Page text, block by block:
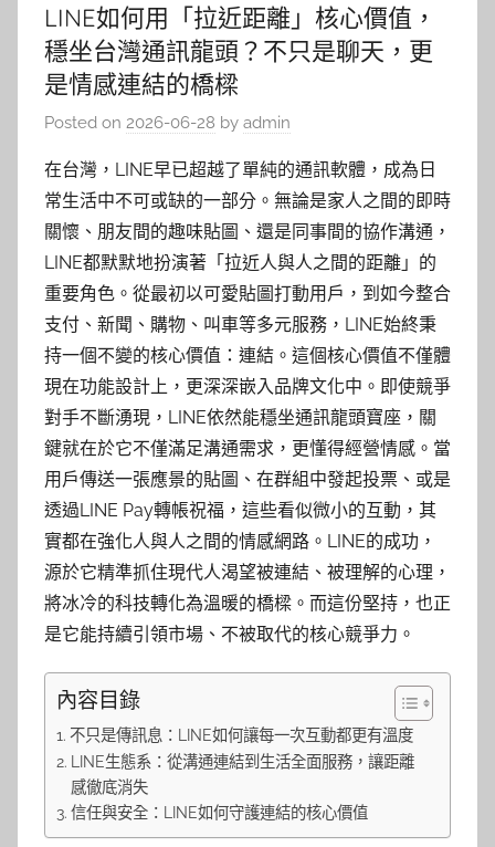
LINE如何用「拉近距離」核心價值，
穩坐台灣通訊龍頭？不只是聊天，更
是情感連結的橋樑
Posted on 2026-06-28 by admin
在台灣，LINE早已超越了單純的通訊軟體，成為日
常生活中不可或缺的一部分。無論是家人之間的即時
關懷、朋友間的趣味貼圖、還是同事間的協作溝通，
LINE都默默地扮演著「拉近人與人之間的距離」的
重要角色。從最初以可愛貼圖打動用戶，到如今整合
支付、新聞、購物、叫車等多元服務，LINE始終秉
持一個不變的核心價值：連結。這個核心價值不僅體
現在功能設計上，更深深嵌入品牌文化中。即使競爭
對手不斷湧現，LINE依然能穩坐通訊龍頭寶座，關
鍵就在於它不僅滿足溝通需求，更懂得經營情感。當
用戶傳送一張應景的貼圖、在群組中發起投票、或是
透過LINE Pay轉帳祝福，這些看似微小的互動，其
實都在強化人與人之間的情感網路。LINE的成功，
源於它精準抓住現代人渴望被連結、被理解的心理，
將冰冷的科技轉化為溫暖的橋樑。而這份堅持，也正
是它能持續引領市場、不被取代的核心競爭力。
內容目錄
不只是傳訊息：LINE如何讓每一次互動都更有溫度
LINE生態系：從溝通連結到生活全面服務，讓距離
感徹底消失
信任與安全：LINE如何守護連結的核心價值